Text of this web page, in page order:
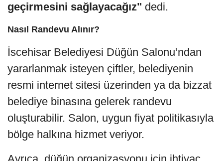
geçirmesini sağlayacağız" dedi.
Nasıl Randevu Alınır?
İscehisar Belediyesi Düğün Salonu’ndan
yararlanmak isteyen çiftler, belediyenin
resmi internet sitesi üzerinden ya da bizzat
belediye binasına gelerek randevu
oluşturabilir. Salon, uygun fiyat politikasıyla
bölge halkına hizmet veriyor.